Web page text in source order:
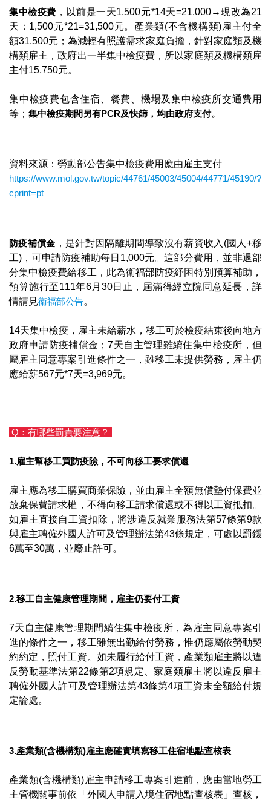
集中檢疫費 ，以前是一天1,500元*14天=21,000→現改為21
天：1,500元*21=31,500元。產業類(不含機構類)雇主付全
額31,500元；為減輕有照護需求家庭負擔，針對家庭類及機
構類雇主，政府出一半集中檢疫費，所以家庭類及機構類雇
主付15,750元。
集中檢疫費包含住宿、餐費、機場及集中檢疫所交通費用
等； 集中檢疫期間另有PCR及快篩，均由政府支付。
資料來源：勞動部公告集中檢疫費用應由雇主支付
https://www.mol.gov.tw/topic/44761/45003/45004/44771/45190/?
cprint=pt
防疫補償金 ，是針對因隔離期間導致沒有薪資收入(國人+移
工)，可申請防疫補助每日1,000元。這部分費用，並非退部
分集中檢疫費給移工，此為衛福部防疫紓困特別預算補助，
預算施行至111年6月30日止，屆滿得經立院同意延長，詳
情請見衛福部公告。
14天集中檢疫，雇主未給薪水，移工可於檢疫結束後向地方
政府申請防疫補償金；7天自主管理雖續住集中檢疫所，但
屬雇主同意專案引進條件之一，雖移工未提供勞務，雇主仍
應給薪567元*7天=3,969元。
Q：有哪些罰責要注意？
1.雇主幫移工買防疫險，不可向移工要求償還
​​​雇主應為移工購買商業保險，並由雇主全額無償墊付保費並
放棄保費請求權，不得向移工請求償還或不得以工資抵扣。
如雇主直接自工資扣除，將涉違反就業服務法第57條第9款
與雇主聘僱外國人許可及管理辦法第43條規定，可處以罰鍰
6萬至30萬，並廢止許可。
2.移工自主健康管理期間，雇主仍要付工資
7天自主健康管理期間續住集中檢疫所，為雇主同意專案引
進的條件之一，移工雖無出勤給付勞務，惟仍應屬依勞動契
約約定，照付工資。如未履行給付工資，產業類雇主將以違
反勞動基準法第22條第2項規定、家庭類雇主將以違反雇主
聘僱外國人許可及管理辦法第43條第4項工資未全額給付規
定論處。
3.產業類(含機構類)雇主應確實填寫移工住宿地點查核表
產業類(含機構類)雇主申請移工專案引進前，應由當地勞工
主管機關事前依「外國人申請入境住宿地點查核表」查核，